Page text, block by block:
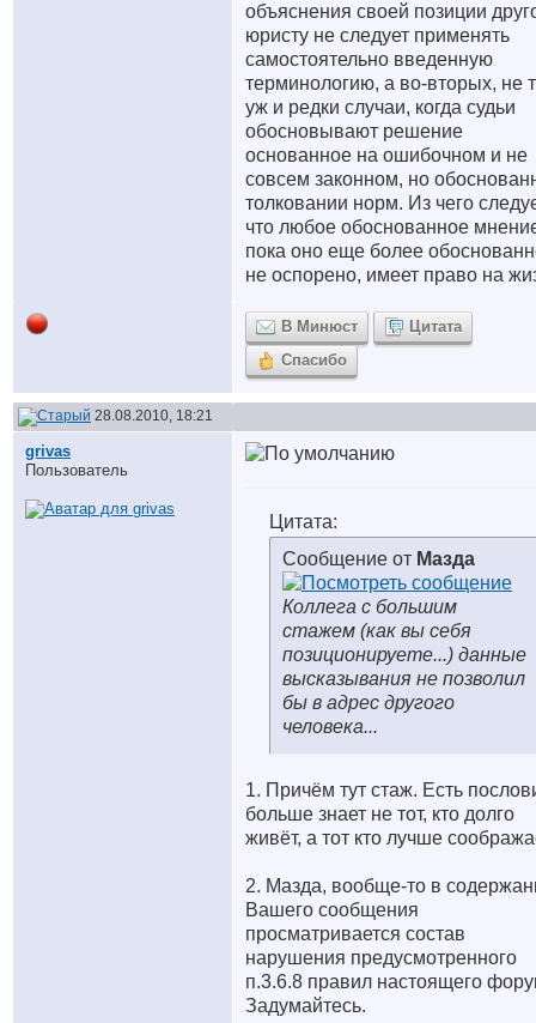
объяснения своей позиции
юристу не следует применять
самостоятельно введенную
терминологию, а во-вторых, не
уж и редки случаи, когда судьи
обосновывают решение
основанное на ошибочном и не
совсем законном, но
толковании норм. Из чего
что любое обоснованное
пока оно еще более
не оспорено, имеет право на
В Минюст
Цитата
Спасибо
28.08.2010, 18:21
grivas
Пользователь
Цитата:
Сообщение от Мазда
Коллега с большим
стажем (как вы себя
позиционируете...) данные
высказывания не позволил
бы в адрес другого
человека...
1. Причём тут стаж. Есть
больше знает не тот, кто долго
живёт, а тот кто лучше
2. Мазда, вообще-то в
Вашего сообщения
просматривается состав
нарушения предусмотренного
п.3.6.8 правил настоящего
Задумайтесь.